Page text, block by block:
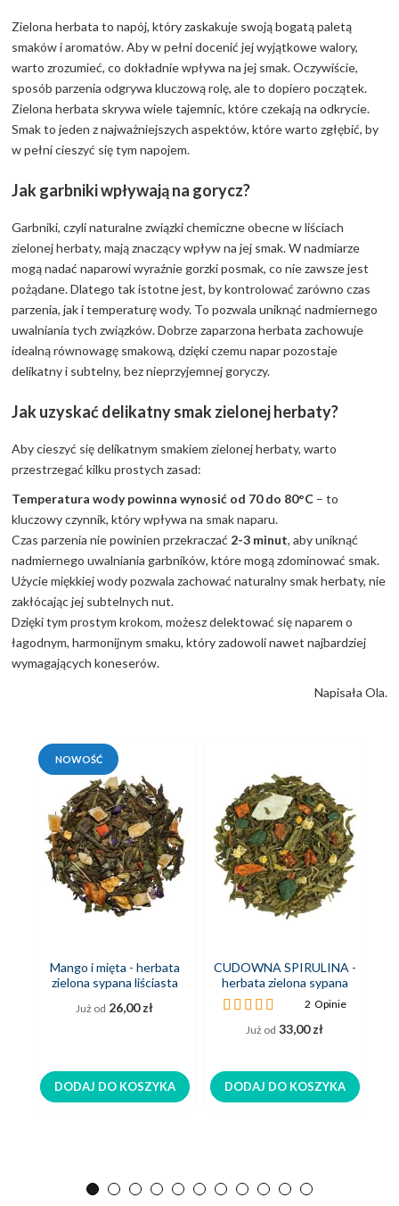
Zielona herbata to napój, który zaskakuje swoją bogatą paletą
smaków i aromatów. Aby w pełni docenić jej wyjątkowe walory,
warto zrozumieć, co dokładnie wpływa na jej smak. Oczywiście,
sposób parzenia odgrywa kluczową rolę, ale to dopiero początek.
Zielona herbata skrywa wiele tajemnic, które czekają na odkrycie.
Smak to jeden z najważniejszych aspektów, które warto zgłębić, by
w pełni cieszyć się tym napojem.
Jak garbniki wpływają na gorycz?
Garbniki, czyli naturalne związki chemiczne obecne w liściach
zielonej herbaty, mają znaczący wpływ na jej smak. W nadmiarze
mogą nadać naparowi wyraźnie gorzki posmak, co nie zawsze jest
pożądane. Dlatego tak istotne jest, by kontrolować zarówno czas
parzenia, jak i temperaturę wody. To pozwala uniknąć nadmiernego
uwalniania tych związków. Dobrze zaparzona herbata zachowuje
idealną równowagę smakową, dzięki czemu napar pozostaje
delikatny i subtelny, bez nieprzyjemnej goryczy.
Jak uzyskać delikatny smak zielonej herbaty?
Aby cieszyć się delikatnym smakiem zielonej herbaty, warto
przestrzegać kilku prostych zasad:
Temperatura wody powinna wynosić od 70 do 80°C – to
kluczowy czynnik, który wpływa na smak naparu.
Czas parzenia nie powinien przekraczać 2-3 minut, aby uniknąć
nadmiernego uwalniania garbników, które mogą zdominować smak.
Użycie miękkiej wody pozwala zachować naturalny smak herbaty, nie
zakłócając jej subtelnych nut.
Dzięki tym prostym krokom, możesz delektować się naparem o
łagodnym, harmonijnym smaku, który zadowoli nawet najbardziej
wymagających koneserów.
Napisała Ola.
NOWOŚĆ
Mango i mięta - herbata
zielona sypana liściasta
Już od 26,00 zł
DODAJ DO KOSZYKA
CUDOWNA SPIRULINA -
herbata zielona sypana
liściasta
Ocena:
2Opinie
Już od 33,00 zł
DODAJ DO KOSZYKA